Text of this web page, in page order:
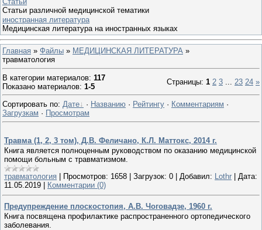
Статьи различной медицинской тематики
иностранная литература
Медицинская литература на иностранных языках
Главная » Файлы » МЕДИЦИНСКАЯ ЛИТЕРАТУРА »
травматология
В категории материалов: 117
Показано материалов: 1-5
Страницы: 1 2 3 23 24 »
Сортировать по: Дате · Названию · Рейтингу · Комментариям ·
Загрузкам · Просмотрам
Травма (1, 2, 3 том), Д.В. Феличано, К.Л. Маттокс, 2014 г.
Книга является полноценным руководством по оказанию медицинской
помощи больным с травматизмом.
травматология | Просмотров: 1658 | Загрузок: 0 | Добавил: Lothr | Дата:
11.05.2019 | Комментарии (0)
Предупреждение плоскостопия, А.В. Чоговадзе, 1960 г.
Книга посвящена профилактике распространенного ортопедического
заболевания.